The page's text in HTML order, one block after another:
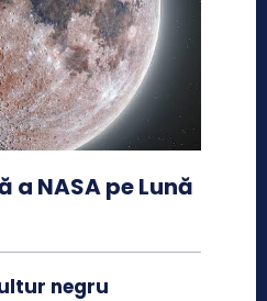
NASA pe Lună
negru